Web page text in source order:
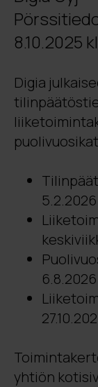
8.10.2025
Digia
yhtiön